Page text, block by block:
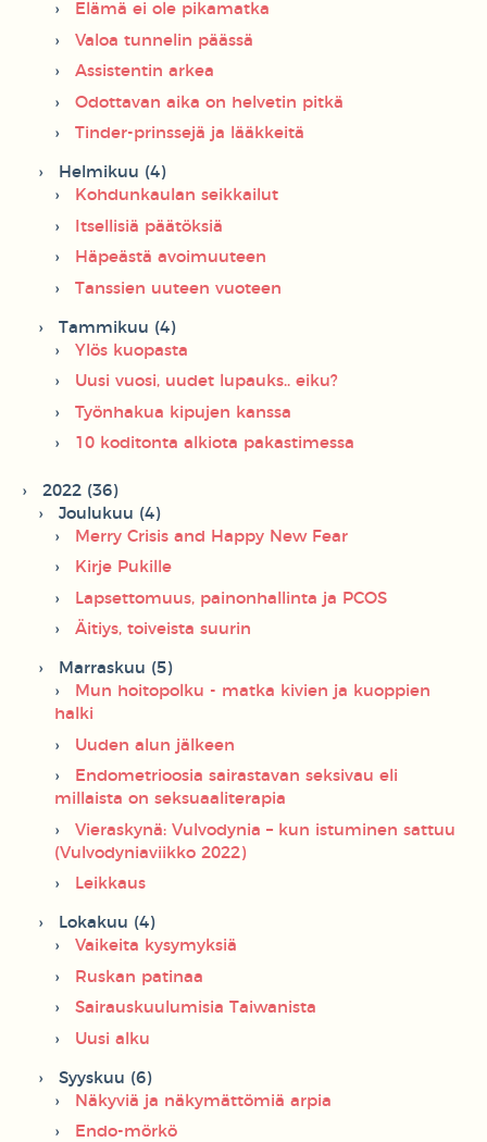
Elämä ei ole pikamatka
Valoa tunnelin päässä
Assistentin arkea
Odottavan aika on helvetin pitkä
Tinder-prinssejä ja lääkkeitä
Helmikuu (4)
Kohdunkaulan seikkailut
Itsellisiä päätöksiä
Häpeästä avoimuuteen
Tanssien uuteen vuoteen
Tammikuu (4)
Ylös kuopasta
Uusi vuosi, uudet lupauks.. eiku?
Työnhakua kipujen kanssa
10 koditonta alkiota pakastimessa
2022 (36)
Joulukuu (4)
Merry Crisis and Happy New Fear
Kirje Pukille
Lapsettomuus, painonhallinta ja PCOS
Äitiys, toiveista suurin
Marraskuu (5)
Mun hoitopolku - matka kivien ja kuoppien
halki
Uuden alun jälkeen
Endometrioosia sairastavan seksivau eli
millaista on seksuaaliterapia
Vieraskynä: Vulvodynia – kun istuminen sattuu
(Vulvodyniaviikko 2022)
Leikkaus
Lokakuu (4)
Vaikeita kysymyksiä
Ruskan patinaa
Sairauskuulumisia Taiwanista
Uusi alku
Syyskuu (6)
Näkyviä ja näkymättömiä arpia
Endo-mörkö